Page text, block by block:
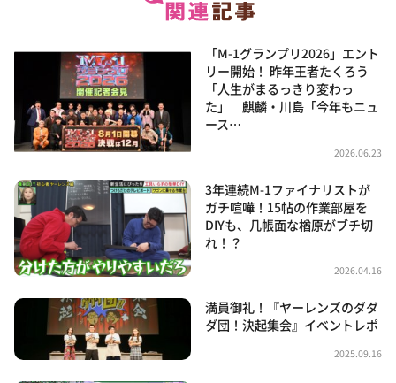
「M-1グランプリ2026」エント
リー開始！ 昨年王者たくろう
「人生がまるっきり変わっ
た」 麒麟・川島「今年もニュ
ース…
2026.06.23
3年連続M-1ファイナリストが
ガチ喧嘩！15帖の作業部屋を
DIYも、几帳面な楢原がブチ切
れ！？
2026.04.16
満員御礼！『ヤーレンズのダダ
ダ団！決起集会』イベントレポ
2025.09.16